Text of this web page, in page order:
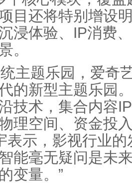
目还将特别增设
浸体验、IP消费
。
主题乐园，爱奇
的新型主题乐园
技术，集合内容
理空间、资金投
表示，影视行业
能毫无疑问是未
变量。”